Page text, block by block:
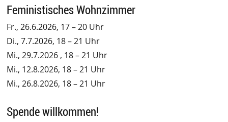
Feministisches Wohnzimmer
Fr., 26.6.2026, 17 – 20 Uhr
Di., 7.7.2026, 18 – 21 Uhr
Mi., 29.7.2026 , 18 – 21 Uhr
Mi., 12.8.2026, 18 – 21 Uhr
Mi., 26.8.2026, 18 – 21 Uhr
Spende willkommen!